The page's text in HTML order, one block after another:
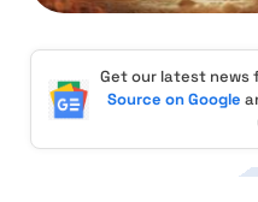
Get our latest news
Source on Google